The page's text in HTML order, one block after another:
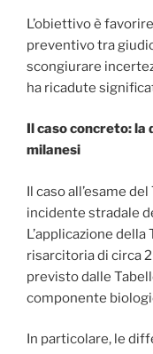
L’obiettivo è
preventivo tra
scongiurare
ha ricadute
Il caso concreto: la
milanesi
Il caso all’esame
incidente stradale
L’applicazione
risarcitoria di circa
previsto dalle
componente
In particolare, le